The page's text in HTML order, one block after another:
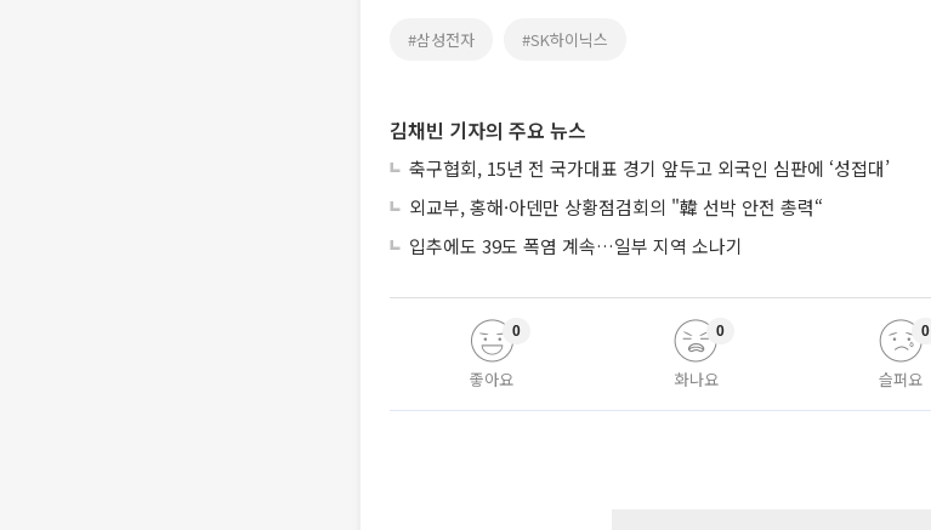
#삼성전자 #SK하이닉스
김채빈 기자의 주요 뉴스
축구협회, 15년 전 국가대표 경기 앞두고 외국인 심판에 ‘성접대’
외교부, 홍해·아덴만 상황점검회의 "韓 선박 안전 총력“
입추에도 39도 폭염 계속…일부 지역 소나기
좋아요
0
화나요
0
슬퍼요
0